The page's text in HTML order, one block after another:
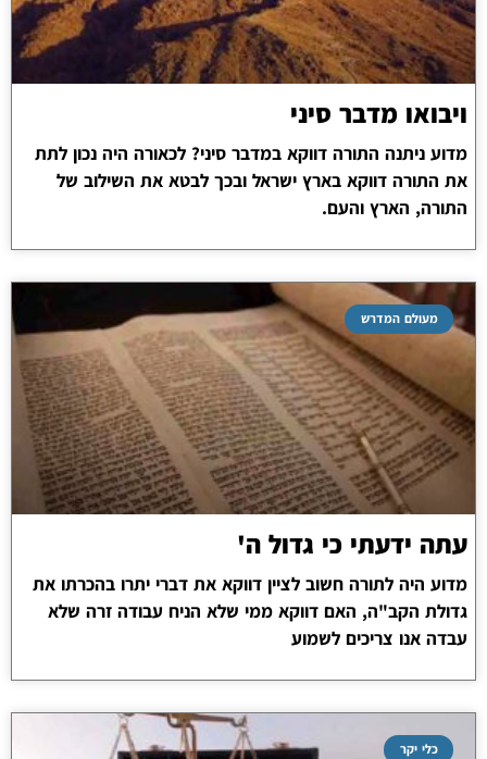
ויבואו מדבר סיני
מדוע ניתנה התורה דווקא במדבר סיני? לכאורה היה נכון לתת
את התורה דווקא בארץ ישראל ובכך לבטא את השילוב של
התורה, הארץ והעם.
מעולם המדרש
עתה ידעתי כי גדול ה'
מדוע היה לתורה חשוב לציין דווקא את דברי יתרו בהכרתו את
גדולת הקב"ה, האם דווקא ממי שלא הניח עבודה זרה שלא
עבדה אנו צריכים לשמוע
כלי יקר